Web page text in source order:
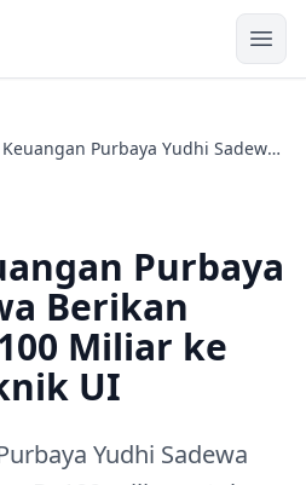
Purbaya Yudhi Sadewa
Purbaya
Berikan
Miliar ke
UI
Yudhi Sadewa